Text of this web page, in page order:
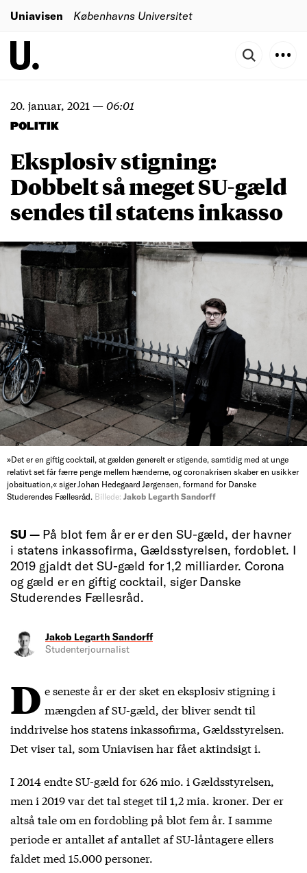
Uniavisen Københavns Universitet
20. januar, 2021 —06:01
POLITIK
Eksplosiv stigning:
Dobbelt så meget SU-gæld
sendes til statens inkasso
»Det er en giftig cocktail, at gælden generelt er stigende, samtidig med at unge
relativt set får færre penge mellem hænderne, og coronakrisen skaber en usikker
jobsituation,« siger Johan Hedegaard Jørgensen, formand for Danske
Studerendes Fællesråd. Billede: Jakob Legarth Sandorff
SU — På blot fem år er er den SU-gæld, der havner
i statens inkassofirma, Gældsstyrelsen, fordoblet. I
2019 gjaldt det SU-gæld for 1,2 milliarder. Corona
og gæld er en giftig cocktail, siger Danske
Studerendes Fællesråd.
Jakob Legarth Sandorff
Studenterjournalist
D e seneste år er der sket en eksplosiv stigning i
mængden af SU-gæld, der bliver sendt til
inddrivelse hos statens inkassofirma, Gældsstyrelsen.
Det viser tal, som Uniavisen har fået aktindsigt i.
I 2014 endte SU-gæld for 626 mio. i Gældsstyrelsen,
men i 2019 var det tal steget til 1,2 mia. kroner. Der er
altså tale om en fordobling på blot fem år. I samme
periode er antallet af antallet af SU-låntagere ellers
faldet med 15.000 personer.